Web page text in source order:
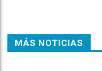
MÁS NOTICIAS